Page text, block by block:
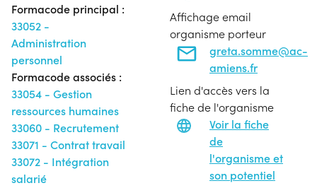
Formacode principal :
33052 -
Administration
personnel
Formacode associés :
33054 - Gestion
ressources humaines
33060 - Recrutement
33071 - Contrat travail
33072 - Intégration
salarié
Affichage email
organisme porteur
greta.somme@ac-
amiens.fr
Lien d'accès vers la
fiche de l'organisme
Voir la fiche
de
l'organisme et
son potentiel